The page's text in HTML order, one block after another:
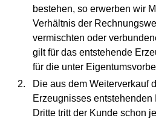
bestehen, so erwerben wir
Verhältnis der
vermischten oder
gilt für das entstehende
für die unter
Die aus dem Weiterverkauf
Erzeugnisses
Dritte tritt der Kunde schon